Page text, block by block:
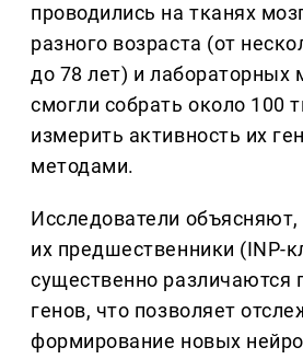
проводились на тканях
разного возраста (от
до 78 лет) и
смогли собрать около 100
измерить активность их
методами.
Исследователи
их предшественники (INP-
существенно различаются
генов, что позволяет
формирование новых